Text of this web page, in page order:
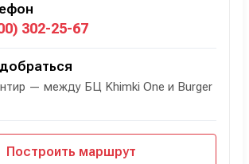
302-25-67
— между БЦ Khimki One и Burger
Построить маршрут